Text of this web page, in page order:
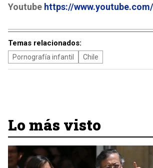
Youtube https://
Temas relacionados:
Pornografía infantil Chile
Lo más visto